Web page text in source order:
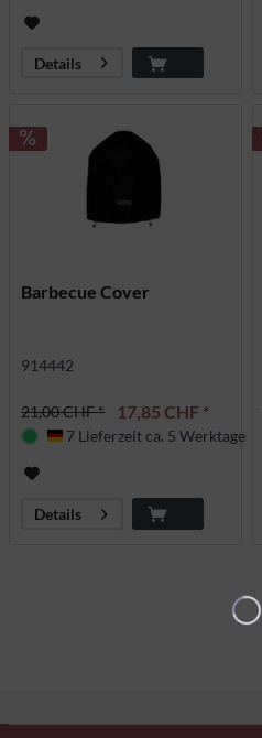
Details
Barbecue Cover
914442
21,00 CHF * 17,85 CHF *
Deutschland
7 Lieferzeit ca. 5 Werktage
Details